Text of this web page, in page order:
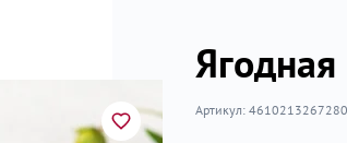
Ягодная
Артикул: 4610213267280